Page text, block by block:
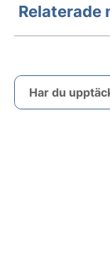
Relaterade
Har du